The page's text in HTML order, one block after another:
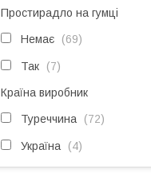
Простирадло на гумці
Немає 69
Так 7
Країна виробник
Туреччина 72
Україна 4